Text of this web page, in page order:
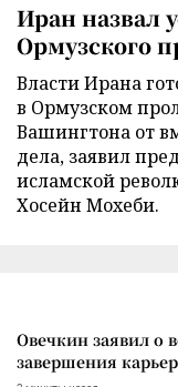
Иран назвал
Ормузского
Власти Ирана
в Ормузском
Вашингтона от
дела, заявил
исламской
Хосейн Мохеби.
Овечкин заявил о
завершения